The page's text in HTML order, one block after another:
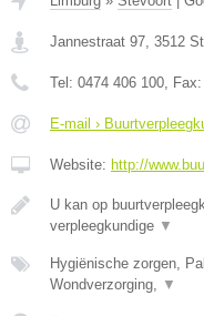
Jannestraat 97, 3512
Tel: 0474 406 100, Fax:
E-mail ›
Website: http://
U kan op
verpleegkundige ▼
Hygiënische zorgen,
Wondverzorging, ▼